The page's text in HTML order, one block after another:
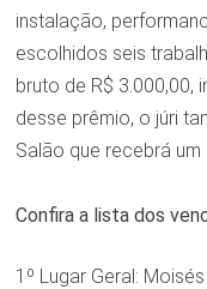
instalação,
escolhidos seis
bruto de R$ 3.000,00,
desse prêmio, o júri
Salão que recebrá
Confira a lista dos
1º Lugar Geral: